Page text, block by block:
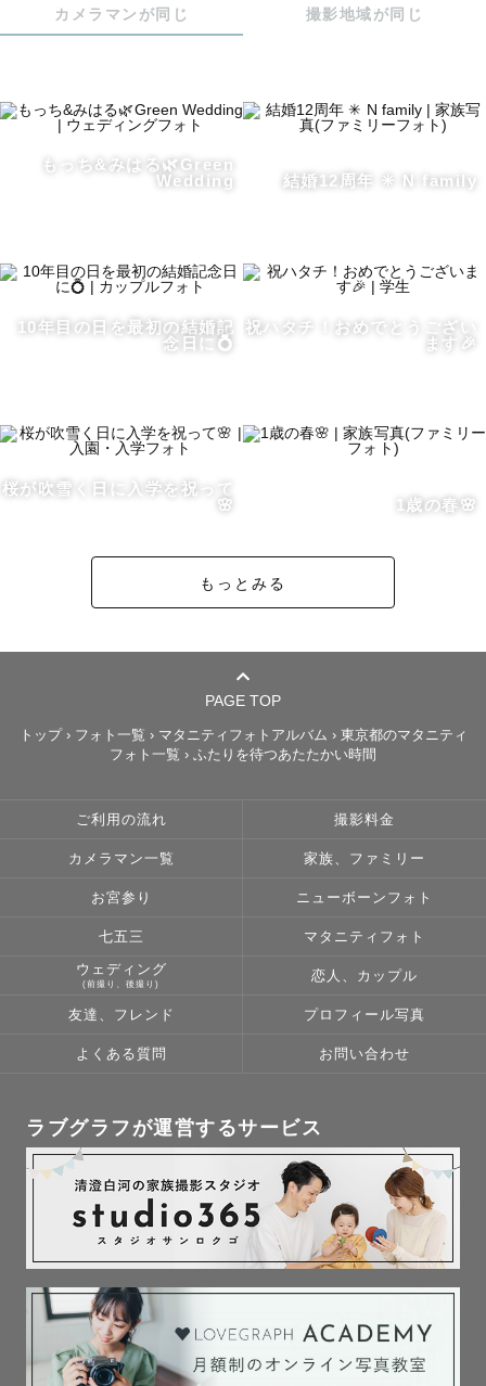
🏷 “ぴも”ってどんなひと？
ママパパの出産・子育て話も
自称ホテルヲタクと言えるくらい
来年のニューオープンホテルもリサーチ中
Youtubeで「リュウジのバズレシピ」と
Xで「長谷川あかりさんレシピ」に
学生時代は美味しい和食屋さんやイタリアンのお店で
ビールが大好きです！
カップル、フレンド、ファミリー、
おひとりさまなど
様々なジャンルでご対応可能です✨
まずはお気軽に
ご相談いただけますと幸いです📱
🏷 撮影エリア
カメラマンが同じ 撮影地域が同じ
もっち&みはる🌿Green
Wedding
結婚12周年 ✳︎ N family
10年目の日を最初の結婚記
念日に💍
祝ハタチ！おめでとうござい
ます🎉
桜が吹雪く日に入学を祝って
🌸
1歳の春🌸
もっとみる
PAGE TOP
トップ› フォト一覧 › マタニティフォトアルバム › 東京都のマタニティ
フォト一覧 › ふたりを待つあたたかい時間
ご利用の流れ 撮影料金
カメラマン一覧 家族、ファミリー
お宮参り ニューボーンフォト
七五三 マタニティフォト
ウェディング
(前撮り、後撮り)
恋人、カップル
友達、フレンド プロフィール写真
よくある質問 お問い合わせ
ラブグラフが運営するサービス